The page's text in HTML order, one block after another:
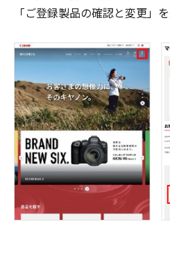
「ご登録製品の確認と変更」